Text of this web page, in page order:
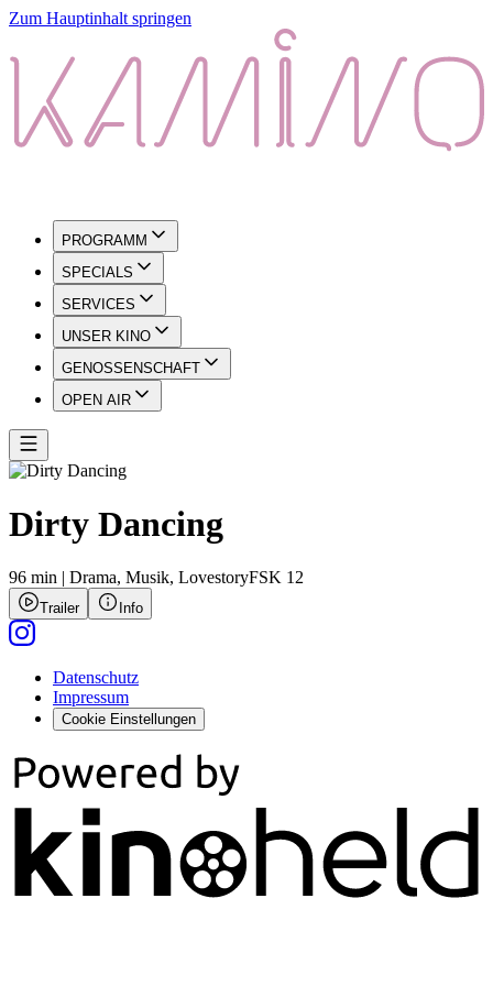
Zum Hauptinhalt springen
PROGRAMM
SPECIALS
SERVICES
UNSER KINO
GENOSSENSCHAFT
OPEN AIR
Dirty Dancing
96 min Drama, Musik, LovestoryFSK 12
Trailer Info
Datenschutz
Impressum
Cookie Einstellungen